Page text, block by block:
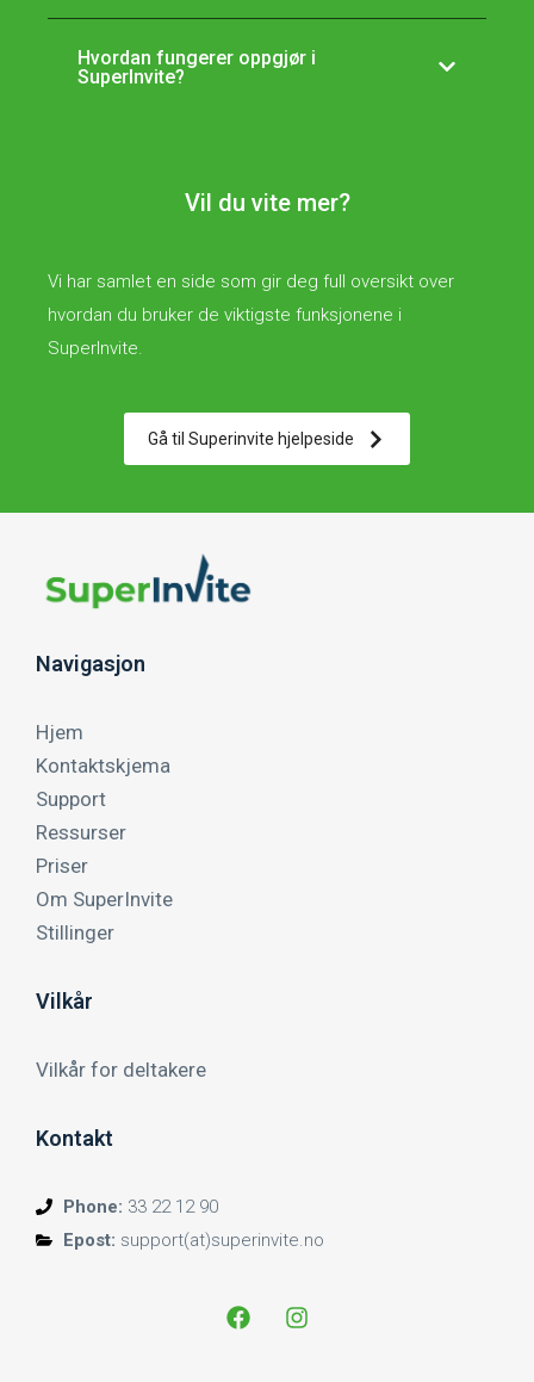
Vil du vite mer?
Vi har samlet en side som gir deg full oversikt over
hvordan du bruker de viktigste funksjonene i
SuperInvite.
Gå til Superinvite hjelpeside
Hvordan fungerer oppgjør i
SuperInvite?
Navigasjon
Hjem
Kontaktskjema
Support
Ressurser
Priser
Om SuperInvite
Stillinger
Vilkår
Vilkår for deltakere
Kontakt
Phone: 33 22 12 90
Epost: support(at)superinvite.no